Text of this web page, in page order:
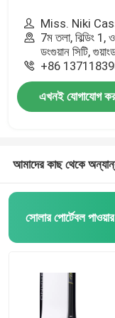
Miss. Niki
7ম তলা, বিল্ডিং 1,
ডংগুয়ান সিটি,
+86
এখনই যোগাযোগ
আমাদের কাছ থেকে
সোলার পোর্টেবল